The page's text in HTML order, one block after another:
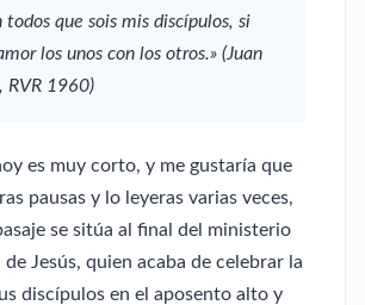
todos que sois mis discípulos, si
los unos con los otros.» (Juan
RVR 1960)
es muy corto, y me gustaría que
pausas y lo leyeras varias veces,
se sitúa al final del ministerio
de Jesús, quien acaba de celebrar la
discípulos en el aposento alto y